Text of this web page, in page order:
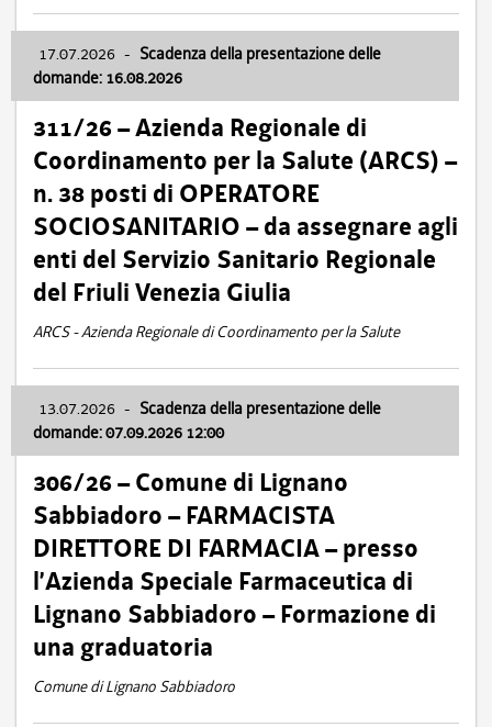
17.07.2026 - Scadenza della presentazione delle
domande: 16.08.2026
311/26 – Azienda Regionale di
Coordinamento per la Salute (ARCS) –
n. 38 posti di OPERATORE
SOCIOSANITARIO – da assegnare agli
enti del Servizio Sanitario Regionale
del Friuli Venezia Giulia
ARCS - Azienda Regionale di Coordinamento per la Salute
13.07.2026 - Scadenza della presentazione delle
domande: 07.09.2026 12:00
306/26 – Comune di Lignano
Sabbiadoro – FARMACISTA
DIRETTORE DI FARMACIA – presso
l’Azienda Speciale Farmaceutica di
Lignano Sabbiadoro – Formazione di
una graduatoria
Comune di Lignano Sabbiadoro